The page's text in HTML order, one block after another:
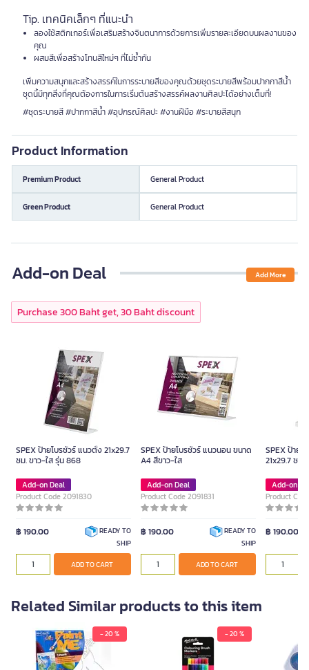
Tip. เทคนิคเล็กๆ ที่แนะนำ
ลองใช้สติกเกอร์เพื่อเสริมสร้างจินตนาการด้วยการเพิ่มรายละเอียดบนผลงานของ
คุณ
ผสมสีเพื่อสร้างโทนสีใหม่ๆ ที่ไม่ซ้ำกัน
เพิ่มความสนุกและสร้างสรรค์ในการระบายสีของคุณด้วยชุดระบายสีพร้อมปากกาสีน้ำ
ชุดนี้มีทุกสิ่งที่คุณต้องการในการเริ่มต้นสร้างสรรค์ผลงานศิลปะได้อย่างเต็มที่!
#ชุดระบายสี #ปากกาสีน้ำ #อุปกรณ์ศิลปะ #งานฝีมือ #ระบายสีสนุก
Product Information
Premium Product General Product
Green Product General Product
Add-on Deal Add More
Purchase 300 Baht get, 30 Baht discount
SPEX ป้ายโบรชัวร์ แนวตั้ง 21x29.7
ซม. ขาว-ใส รุ่น 868
Add-on Deal
Product Code 2091830
฿ 190.00
READY TO
SHIP
ADD TO CART
SPEX ป้ายโบรชัวร์ แนวนอน ขนาด
A4 สีขาว-ใส
Add-on Deal
Product Code 2091831
฿ 190.00
READY TO
SHIP
ADD TO CART
SPEX ป้าย
21x29.7 ซม.
Add-on
Product
฿ 190.00
Related Similar products to this item
- 20 % - 20 %